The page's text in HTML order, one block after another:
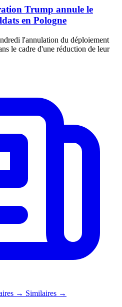
Trump annule le
en Pologne
l'annulation du déploiement
le cadre d'une réduction de leur
→ Similaires →